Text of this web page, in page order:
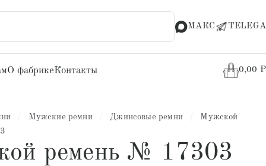
МАКС TELEGA
О фабрикеКонтакты 0,00 ₽
Мужские ремни Джинсовые ремни
Мужской
ремень № 17303